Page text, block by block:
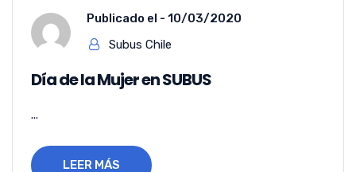
Publicado el - 10/03/2020
Subus Chile
Día de la Mujer en SUBUS
...
LEER MÁS